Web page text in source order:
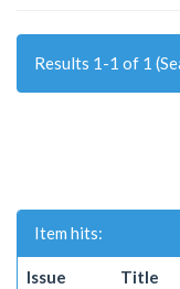
Results 1-1 of 1
Item hits:
Issue
Title